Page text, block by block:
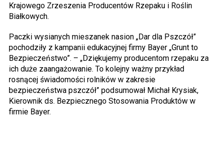
Krajowego Zrzeszenia Producentów Rzepaku i Roślin
Białkowych.
Paczki wysianych mieszanek nasion „Dar dla Pszczół”
pochodziły z kampanii edukacyjnej firmy Bayer „Grunt to
Bezpieczeństwo”. – „Dziękujemy producentom rzepaku za
ich duże zaangażowanie. To kolejny ważny przykład
rosnącej świadomości rolników w zakresie
bezpieczeństwa pszczół” podsumował Michał Krysiak,
Kierownik ds. Bezpiecznego Stosowania Produktów w
firmie Bayer.